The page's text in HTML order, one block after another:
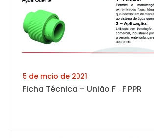
5 de maio de 2021
Ficha Técnica – União F_F PPR